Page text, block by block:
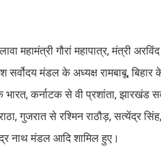
महामंत्री गौरां महापात्र, मंत्री
मंडल के अध्यक्ष रामबाबू,
कर्नाटक से वी प्रशांता,
गुजरात से रश्मिन राठौड़, सत्येंद्र
नाथ मंडल आदि शामिल हुए।